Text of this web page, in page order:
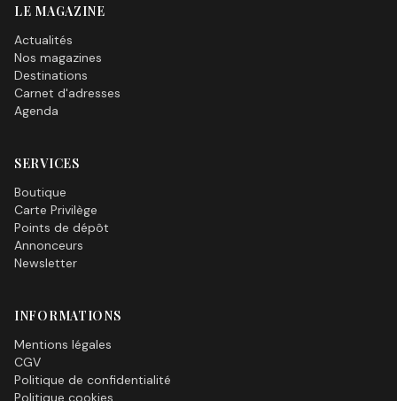
LE MAGAZINE
Actualités
Nos magazines
Destinations
Carnet d'adresses
Agenda
SERVICES
Boutique
Carte Privilège
Points de dépôt
Annonceurs
Newsletter
INFORMATIONS
Mentions légales
CGV
Politique de confidentialité
Politique cookies